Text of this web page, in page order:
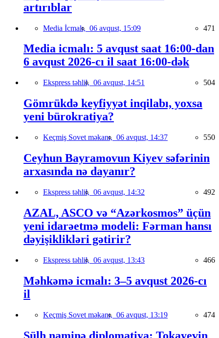
artırıblar
Media İcmalı, 06 avqust, 15:09 471
Media icmalı: 5 avqust saat 16:00-dan
6 avqust 2026-cı il saat 16:00-dək
Ekspress təhlil, 06 avqust, 14:51 504
Gömrükdə keyfiyyət inqilabı, yoxsa
yeni bürokratiya?
Keçmiş Sovet məkanı, 06 avqust, 14:37 550
Ceyhun Bayramovun Kiyev səfərinin
arxasında nə dayanır?
Ekspress təhlil, 06 avqust, 14:32 492
AZAL, ASCO və “Azərkosmos” üçün
yeni idarəetmə modeli: Fərman hansı
dəyişiklikləri gətirir?
Ekspress təhlil, 06 avqust, 13:43 466
Məhkəmə icmalı: 3–5 avqust 2026-cı
il
Keçmiş Sovet məkanı, 06 avqust, 13:19 474
Sülh naminə diplomatiya: Tokayevin